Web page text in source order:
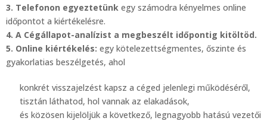
3. Telefonon egyeztetünk egy számodra kényelmes online
időpontot a kiértékelésre.
4. A Cégállapot-analízist a megbeszélt időpontig kitöltöd.
5. Online kiértékelés: egy kötelezettségmentes, őszinte és
gyakorlatias beszélgetés, ahol
konkrét visszajelzést kapsz a céged jelenlegi működéséről,
tisztán láthatod, hol vannak az elakadások,
és közösen kijelöljük a következő, legnagyobb hatású vezetői